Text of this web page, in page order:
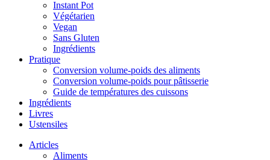
Instant Pot
Végétarien
Vegan
Sans Gluten
Ingrédients
Pratique
Conversion volume-poids des aliments
Conversion volume-poids pour pâtisserie
Guide de températures des cuissons
Ingrédients
Livres
Ustensiles
Articles
Aliments